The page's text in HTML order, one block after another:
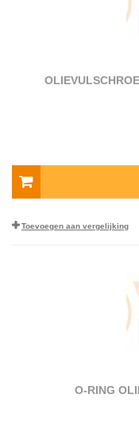
Toevoegen aan vergelijking
O-RING